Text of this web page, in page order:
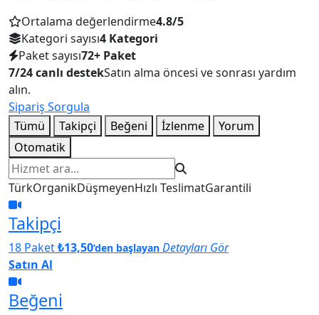
Ortalama değerlendirme4.8/5
Kategori sayısı4 Kategori
Paket sayısı72+ Paket
7/24 canlı destekSatın alma öncesi ve sonrası yardım
alın.
Sipariş Sorgula
Tümü
Takipçi Beğeni İzlenme
Yorum
Otomatik
Hizmet ara
TürkOrganikDüşmeyenHızlı TeslimatGarantili
Takipçi
18 Paket₺13,50’den başlayan Detayları Gör
Satın Al
Beğeni